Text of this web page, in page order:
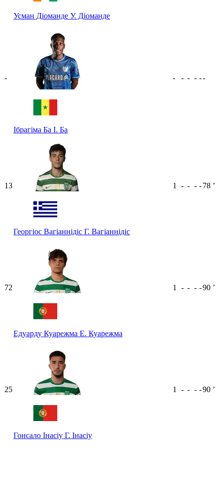
Усман Діоманде У. Діоманде
-
Ібрагіма Ба І. Ба
- - - - --
13
Георгіос Вагіаннідіс Г. Вагіаннідіс
1 - - - -78 ʼ
72
Едуарду Куарежма Е. Куарежма
1 - - - -90 ʼ
25
Гонсало Інасіу Г. Інасіу
1 - - - -90 ʼ